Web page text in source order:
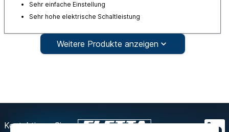
Sehr einfache Einstellung
Sehr hohe elektrische Schaltleistung
Weitere Produkte anzeigen
Kontaktieren Sie